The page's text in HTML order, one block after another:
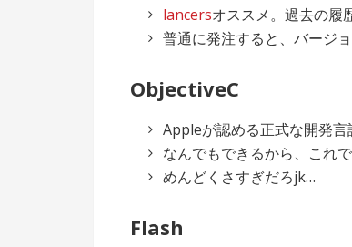
lancersオススメ。過去の履
普通に発注すると、バージ
ObjectiveC
Appleが認める正式な開発言
なんでもできるから、これ
めんどくさすぎだろjk…
Flash